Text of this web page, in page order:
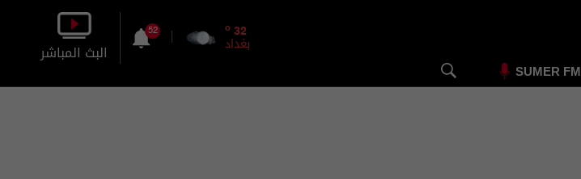
SUMER FM
32
o
بغداد
52
البث المباشر